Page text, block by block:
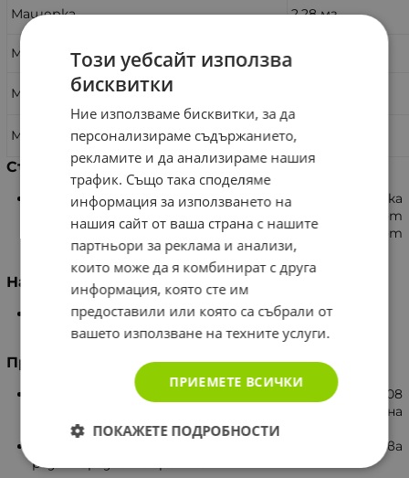
Мащерка 2,28 мг.
Масло от риган
Масло от розмарин
Масло от чаено дърво 0,57 мг.
Състав
Сребърна вода, воден екстракт от цвят Мащерка
(4%), масло от Розмарин (2%), воден екстракт от
Прополис (2 %), масло от Риган (2%) и масло от
Чаено дърво (1%).
Начин на употреба
Разклатете и пръснете в гърлото 3 пъти. Да се
използва 3 пъти дневно.
Предупреждение
Да не се превишава указаната дневна доза от 1,08
мл. Да не се използва към индивидуална
непоносимост към съставките.
Хранителната добавка не замества
разнообразното хранене.
Този уебсайт използва
бисквитки
Ние използваме бисквитки, за да
персонализираме съдържанието,
рекламите и да анализираме нашия
трафик. Също така споделяме
информация за използването на
нашия сайт от ваша страна с нашите
партньори за реклама и анализи,
които може да я комбинират с друга
информация, която сте им
предоставили или която са събрали от
вашето използване на техните услуги.
ПРИЕМЕТЕ ВСИЧКИ
ПОКАЖЕТЕ ПОДРОБНОСТИ